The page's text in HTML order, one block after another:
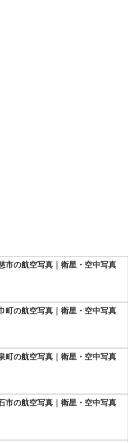
市の航空写真｜衛星・空中写真
町の航空写真｜衛星・空中写真
町の航空写真｜衛星・空中写真
市の航空写真｜衛星・空中写真